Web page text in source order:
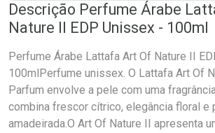
Descrição Perfume Árabe
Nature II EDP Unissex - 100ml
Perfume Árabe Lattafa Art Of Nature II
100mlPerfume unissex. O Lattafa Art Of
Parfum envolve a pele com uma
combina frescor cítrico, elegância floral e
amadeirada.O Art Of Nature II apresenta